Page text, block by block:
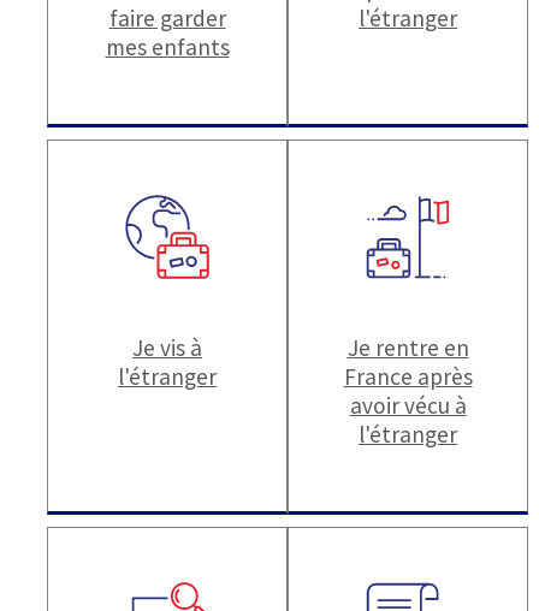
faire garder
mes enfants
l'étranger
Je vis à
l'étranger
Je rentre en
France après
avoir vécu à
l'étranger